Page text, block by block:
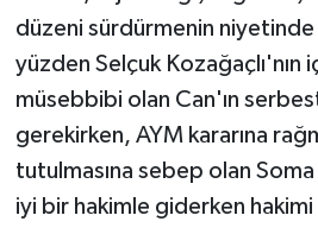
düzeni sürdürmenin niyetinde
yüzden Selçuk Kozağaçlı'nın
müsebbibi olan Can'ın serbest
gerekirken, AYM kararına
tutulmasına sebep olan
iyi bir hakimle giderken